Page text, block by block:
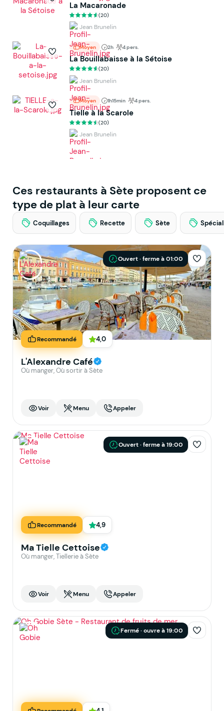
La Macaronade
(20)
Jean Brunelin
Moyen 2h 4 pers.
La Bouillabaisse à la Sétoise
(20)
Jean Brunelin
Moyen 1h15min 4 pers.
Tielle à la Scarole
(20)
Jean Brunelin
Ces restaurants à Sète proposent ce
type de plat à leur carte
Coquillages Recette Sète
Ouvert · ferme à 01:00
Recommandé 4,0
L'Alexandre Café
Où manger, Où sortir à Sète
Voir Menu Appeler
Ouvert · ferme à 19:00
Recommandé 4,9
Ma Tielle Cettoise
Où manger, Tiellerie à Sète
Voir Menu Appeler
Fermé · ouvre à 19:00